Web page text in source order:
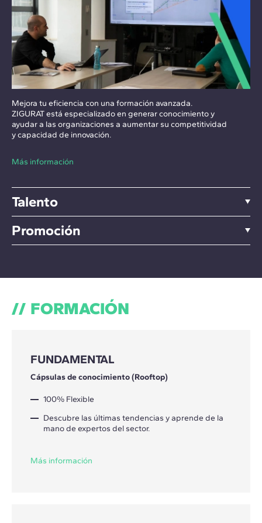
Mejora tu eficiencia con una formación avanzada.
ZIGURAT está especializado en generar conocimiento y
ayudar a las organizaciones a aumentar su competitividad
y capacidad de innovación.
Más información
Talento
Promoción
FORMACIÓN
FUNDAMENTAL
Cápsulas de conocimiento (Rooftop)
100% Flexible
Descubre las últimas tendencias y aprende de la
mano de expertos del sector.
Más información